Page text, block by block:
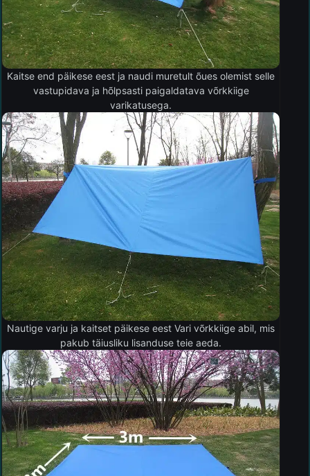
Kaitse end päikese eest ja naudi muretult õues olemist selle
vastupidava ja hõlpsasti paigaldatava võrkkiige
varikatusega.
Nautige varju ja kaitset päikese eest Vari võrkkiige abil, mis
pakub täiusliku lisanduse teie aeda.